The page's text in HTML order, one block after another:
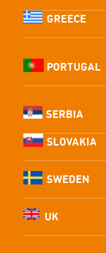
GREECE
PORTUGAL
SERBIA
SLOVAKIA
SWEDEN
UK